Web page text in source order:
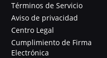
Términos de Servicio
Aviso de privacidad
Centro Legal
Cumplimiento de Firma
Electrónica